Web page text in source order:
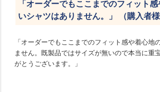
「オーダーでもここまでのフィット
いシャツはありません。」 （購入者様
「オーダーでもここまでのフィット感や着心地
ません。既製品ではサイズが無いので本当に重
がとうございます。」